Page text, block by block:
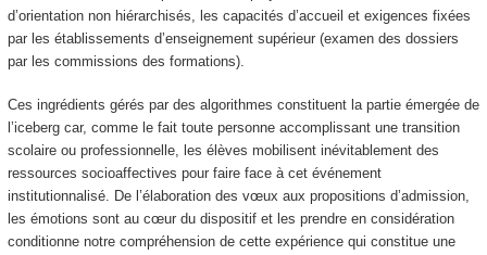
d’orientation non hiérarchisés, les capacités d’accueil et exigences fixées
par les établissements d’enseignement supérieur (examen des dossiers
par les commissions des formations).
Ces ingrédients gérés par des algorithmes constituent la partie émergée de
l’iceberg car, comme le fait toute personne accomplissant une transition
scolaire ou professionnelle, les élèves mobilisent inévitablement des
ressources socioaffectives pour faire face à cet événement
institutionnalisé. De l’élaboration des vœux aux propositions d’admission,
les émotions sont au cœur du dispositif et les prendre en considération
conditionne notre compréhension de cette expérience qui constitue une